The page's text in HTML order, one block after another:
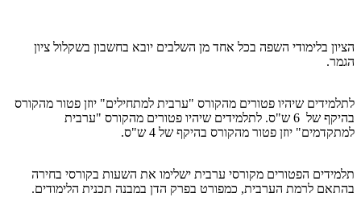
הציון בלימודי השפה בכל אחד מן השלבים יובא בחשבון בשקלול ציון
הגמר.
לתלמידים שיהיו פטורים מהקורס "ערבית למתחילים" יוזן פטור מהקורס
בהיקף של 6 ש"ס. לתלמידים שיהיו פטורים מהקורס "ערבית
למתקדמים" יוזן פטור מהקורס בהיקף של 4 ש"ס.
תלמידים הפטורים מקורסי ערבית ישלימו את השעות בקורסי בחירה
בהתאם לרמת הערבית, כמפורט בפרק הדן במבנה תכנית הלימודים.